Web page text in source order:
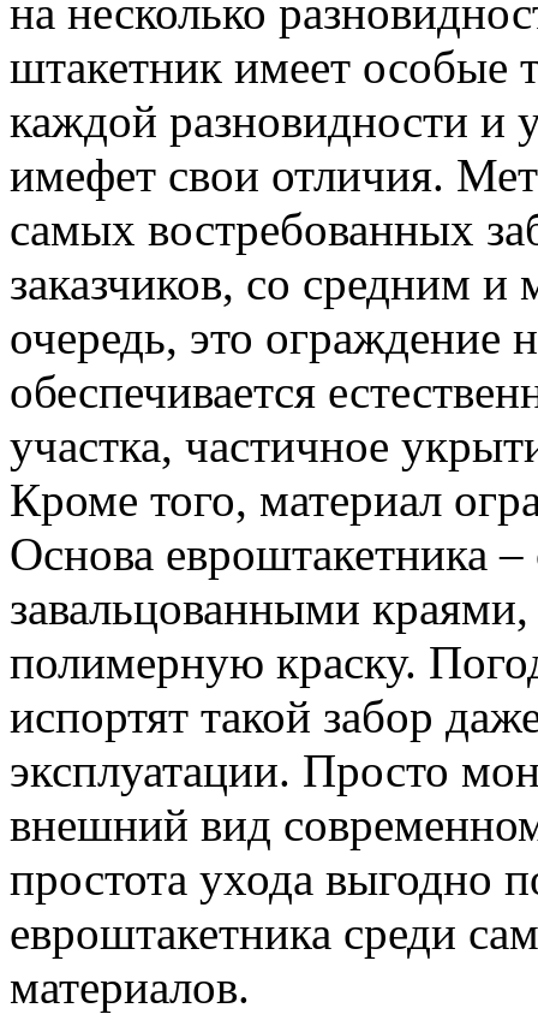
на несколько
штакетник имеет особые
каждой разновидности и
имефет свои отличия.
самых востребованных
заказчиков, со средним
очередь, это ограждение
обеспечивается
участка, частичное
Кроме того, материал
Основа евроштакетника
завальцованными
полимерную краску.
испортят такой забор
эксплуатации. Просто
внешний вид
простота ухода выгодно
евроштакетника среди
материалов.